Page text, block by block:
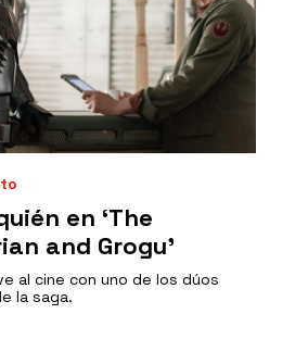
en ‘The
and Grogu’
al cine con uno de los dúos
la saga.